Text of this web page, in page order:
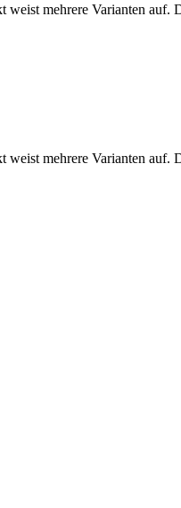
weist mehrere Varianten auf.
weist mehrere Varianten auf.